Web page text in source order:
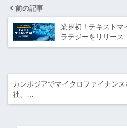
前の記事
業界初！テキストマ
ラテジーをリリース…
カンボジアでマイクロファイナン
社、…